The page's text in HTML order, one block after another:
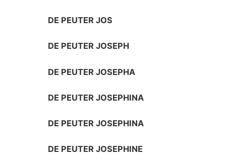
DE PEUTER JOS
DE PEUTER JOSEPH
DE PEUTER JOSEPHA
DE PEUTER JOSEPHINA
DE PEUTER JOSEPHINA
DE PEUTER JOSEPHINE